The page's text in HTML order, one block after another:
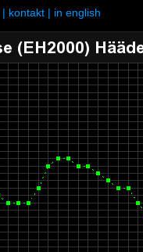
| kontakt | in english